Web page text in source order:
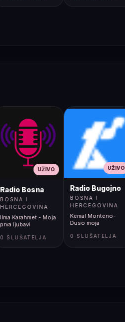
UŽIVO
Radio Bosna
BOSNA I
HERCEGOVINA
Ilma Karahmet - Moja
prva ljubavi
0 SLUŠATELJA
UŽIVO
Radio Bugojno
BOSNA I
HERCEGOVINA
Kemal Monteno-
Duso moja
0 SLUŠATELJA